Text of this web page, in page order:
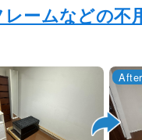
レームなどの不